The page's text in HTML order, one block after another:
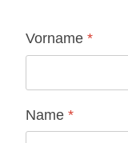
Vorname *
Name *